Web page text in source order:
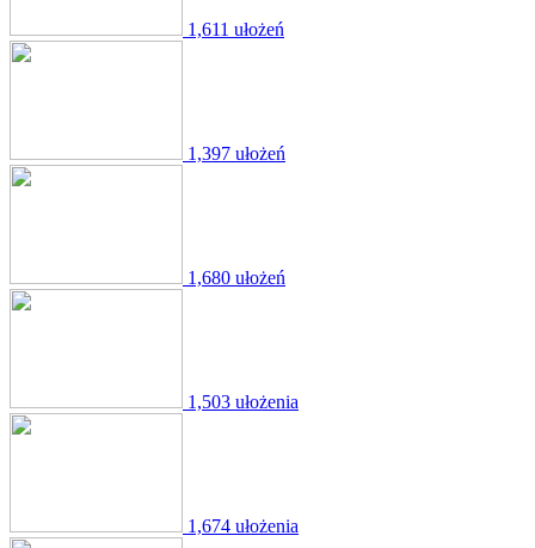
1,611 ułożeń
1,397 ułożeń
1,680 ułożeń
1,503 ułożenia
1,674 ułożenia